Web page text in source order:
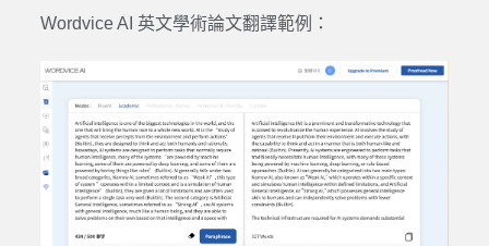
Wordvice AI 英文學術論文翻譯範例：